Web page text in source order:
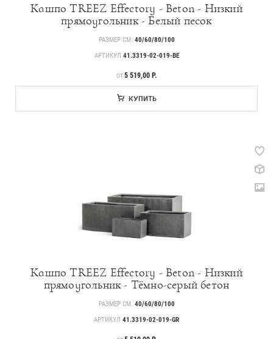
Кашпо TREEZ Effectory - Beton - Низкий
прямоугольник - Белый песок
РАЗМЕР СМ. 40/60/80/100
АРТИКУЛ 41.3319-02-019-BE
ЦЕНА
ОТ5 519,00 Р.
КУПИТЬ
Кашпо TREEZ Effectory - Beton - Низкий
прямоугольник - Тёмно-серый бетон
РАЗМЕР СМ. 40/60/80/100
АРТИКУЛ 41.3319-02-019-GR